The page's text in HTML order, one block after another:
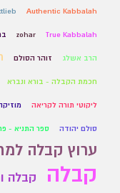
Authentic Kabbalah
True Kabbalah
zohar
הרב אשלג זוהר הסולם
חכמת הקבלה - בורא ונברא
ליקוטי תורה לקריאה
סולם יהודה ספר התניא -
ערוץ קבלה
קבלה קבלה